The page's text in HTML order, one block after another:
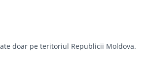
doar pe teritoriul Republicii Moldova.